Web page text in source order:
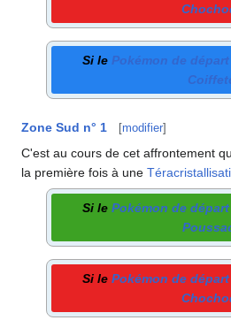
Si le Pokémon de départ
Zone Sud n° 1 [modifier]
C'est au cours de cet affrontement
la première fois à une
Si le Pokémon de départ
Si le Pokémon de départ